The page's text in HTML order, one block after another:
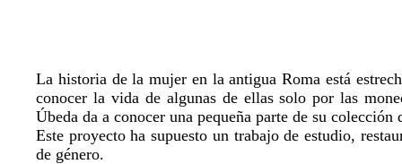
La historia de la mujer en la antigua Roma está
conocer la vida de algunas de ellas solo por las
Úbeda da a conocer una pequeña parte de su
Este proyecto ha supuesto un trabajo de estudio,
de género.